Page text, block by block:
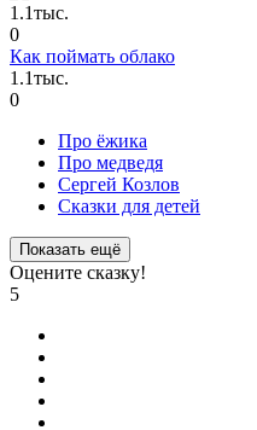
1.1тыс.
0
Как поймать облако
1.1тыс.
0
Про ёжика
Про медведя
Сергей Козлов
Сказки для детей
Показать ещё
Оцените сказку!
5